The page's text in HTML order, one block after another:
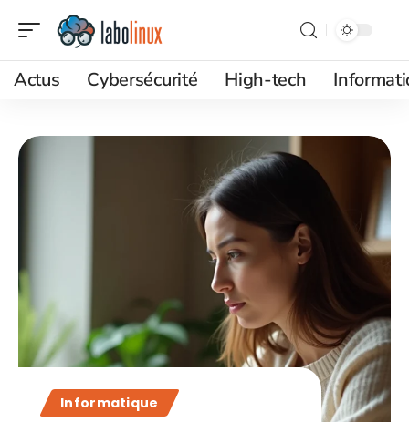
Actus Cybersécurité High-tech
Informatique